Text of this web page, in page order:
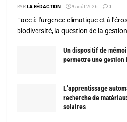
PAR LA RÉDACTION 9 août 2026 0
Face à l'urgence climatique et à
biodiversité, la question de la
Un dispositif de
permettre une
L’apprentissage
recherche de
solaires